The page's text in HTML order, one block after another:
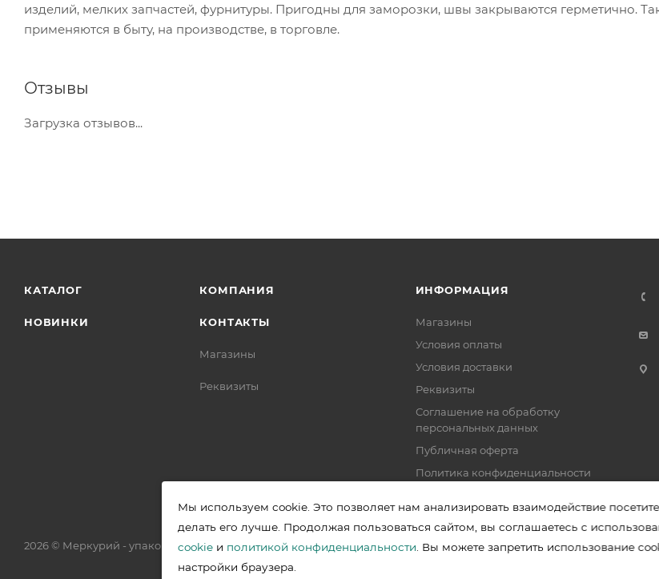
изделий, мелких запчастей, фурнитуры. Пригодны для заморозки, швы закрываются герметично.
применяются в быту, на производстве, в торговле.
Отзывы
Загрузка отзывов...
КАТАЛОГ
НОВИНКИ
КОМПАНИЯ
КОНТАКТЫ
Магазины
Реквизиты
ИНФОРМАЦИЯ
Магазины
Условия оплаты
Условия доставки
Реквизиты
Соглашение на обработку
персональных данных
Публичная оферта
Политика конфиденциальности
2026 © Меркурий - упаковочная продукция от ведущих производителей в Уфе
Мы используем cookie. Это позволяет нам анализировать взаимодействие
делать его лучше. Продолжая пользоваться сайтом, вы соглашаетесь с
cookieи политикой конфиденциальности . Вы можете запретить использование
настройки браузера.